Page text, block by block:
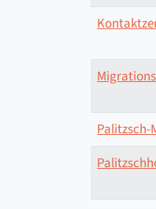
Palitzsch-